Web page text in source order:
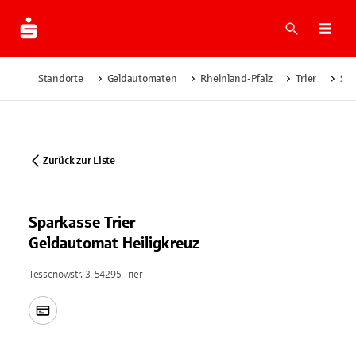
Suche
Standorte Geldautomaten Rheinland-Pfalz Trier
Zurück zur Liste
Sparkasse Trier
Geldautomat Heiligkreuz
Tessenowstr. 3, 54295 Trier